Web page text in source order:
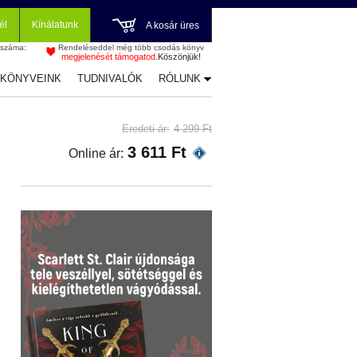
Kínálatunk A kosár üres
Rendeléseddel még több csodás könyv
megjelenését támogatod. Köszönjük!
TUDNIVALÓK RÓLUNK
Eredeti ár: 4 299 Ft
Online ár: 3 611 Ft